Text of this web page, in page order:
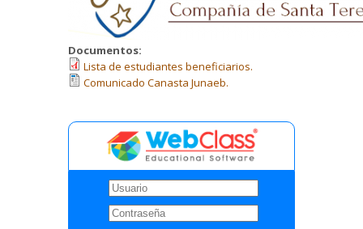
Documentos:
Lista de estudiantes beneficiarios.
Comunicado Canasta Junaeb.